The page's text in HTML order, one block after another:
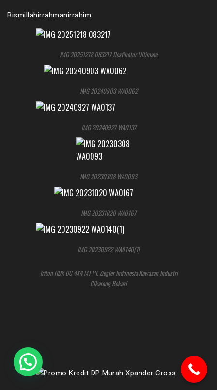
Bismillahirrahmanirrahim
IMG 20251218 083217 Destinator Ultimate
IMG 20240903 WA0062
IMG 20240927 WA0137
IMG 20230308 WA0093
IMG 20231020 WA0167
IMG 20230922 WA0140(1)
Triton HDX DC 4X4 MT PT. Ziegler Indonesia Kawasan Industri
Cikarang Bekasi